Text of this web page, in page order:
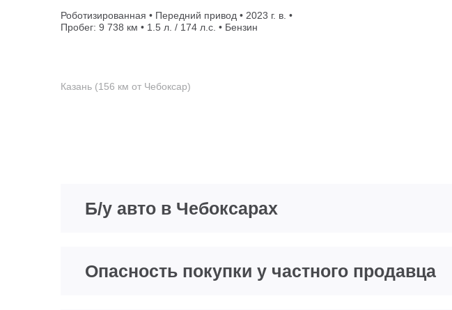
Роботизированная • Передний привод • 2023 г. в. •
Пробег: 9 738 км • 1.5 л. / 174 л.с. • Бензин
Казань (156 км от Чебоксар)
Б/у авто в Чебоксарах
Опасность покупки у частного продавца